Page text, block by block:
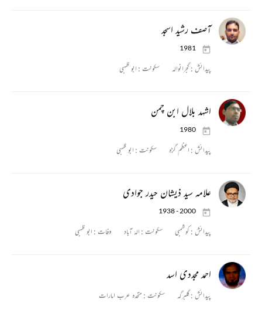
آصف رشید اسجد
1981
پیدائش : گجرانوالہ سکونت : ابو ظہبی
اشہد بلال ابن چمن
1980
پیدائش : اعظم گڑہ سکونت : ابو ظہبی
علامہ سید ذیشان حیدر جوادی
1938 - 2000
پیدائش : کوشمبی سکونت : الہٰ آباد وفات : ابو ظہبی
احمد مجددی اسد
پیدائش : گلبرگہ سکونت : متحدہ عرب امارات